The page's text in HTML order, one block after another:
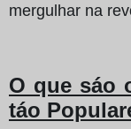
mergulhar na
O que sáo
táo